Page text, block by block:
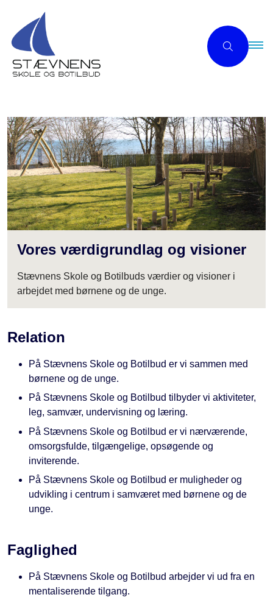
Vores værdigrundlag og visioner
Stævnens Skole og Botilbuds værdier og visioner i
arbejdet med børnene og de unge.
Relation
På Stævnens Skole og Botilbud er vi sammen med
børnene og de unge.
På Stævnens Skole og Botilbud tilbyder vi aktiviteter,
leg, samvær, undervisning og læring.
På Stævnens Skole og Botilbud er vi nærværende,
omsorgsfulde, tilgængelige, opsøgende og
inviterende.
På Stævnens Skole og Botilbud er muligheder og
udvikling i centrum i samværet med børnene og de
unge.
Faglighed
På Stævnens Skole og Botilbud arbejder vi ud fra en
mentaliserende tilgang.